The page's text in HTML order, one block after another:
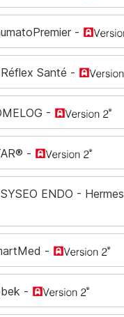
-
Réflex Santé -
-
-
SYSEO ENDO - Hermes
-
-